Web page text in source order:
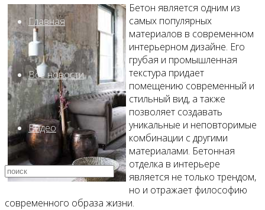
Главная
Все новости
Видео
Бетон является одним из
самых популярных
материалов в современном
интерьерном дизайне. Его
грубая и промышленная
текстура придает
помещению современный и
стильный вид, а также
позволяет создавать
уникальные и неповторимые
комбинации с другими
материалами. Бетонная
отделка в интерьере
является не только трендом,
но и отражает философию
современного образа жизни.